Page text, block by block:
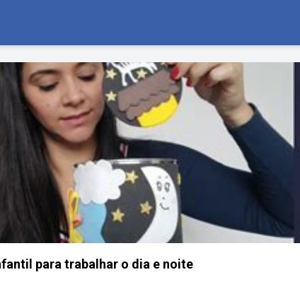
para trabalhar o dia e noite